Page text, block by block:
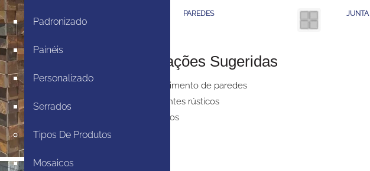
Padronizado
Painéis
Personalizado
Serrados
Tipos De Produtos
Mosaicos
PAREDES JUNTA
Aplicações Sugeridas
Revestimento de paredes
Ambientes rústicos
Mosaicos